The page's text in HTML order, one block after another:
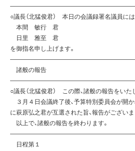
○議長（北猛俊君） 本日の会議録署名議員には
本間 敏行 君
日里 雅至 君
を御指名申し上げます。
諸般の報告
○議長（北猛俊君） この際、諸般の報告をいた
３月４日会議終了後、予算特別委員会が開か
に萩原弘之君が互選された旨、報告がございま
以上で、諸般の報告を終わります。
日程第１